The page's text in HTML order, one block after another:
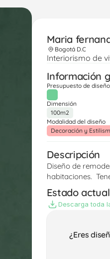
Maria
Bogotá D.C
Interiorismo de
Información
Presupuesto de diseño
Dimensión
100m2
Modalidad del diseño
Decoración y
Descripción
Diseño de
habitaciones.
Estado actual
Descarga toda
¿Eres